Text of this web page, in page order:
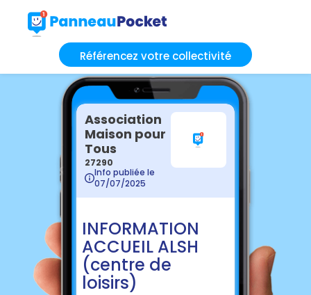
Référencez votre collectivité
Association
Maison pour
Tous
27290
Info publiée le
07/07/2025
INFORMATION
ACCUEIL ALSH
(centre de
loisirs)